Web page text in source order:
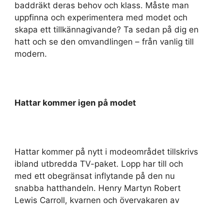
baddräkt deras behov och klass. Måste man
uppfinna och experimentera med modet och
skapa ett tillkännagivande? Ta sedan på dig en
hatt och se den omvandlingen – från vanlig till
modern.
Hattar kommer igen på modet
Hattar kommer på nytt i modeområdet tillskrivs
ibland utbredda TV-paket. Lopp har till och
med ett obegränsat inflytande på den nu
snabba hatthandeln. Henry Martyn Robert
Lewis Carroll, kvarnen och övervakaren av